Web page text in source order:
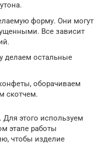
форму. Они могут
Все зависит
делаем остальные
оборачиваем
скотчем.
Для этого используем
этапе работы
чтобы изделие